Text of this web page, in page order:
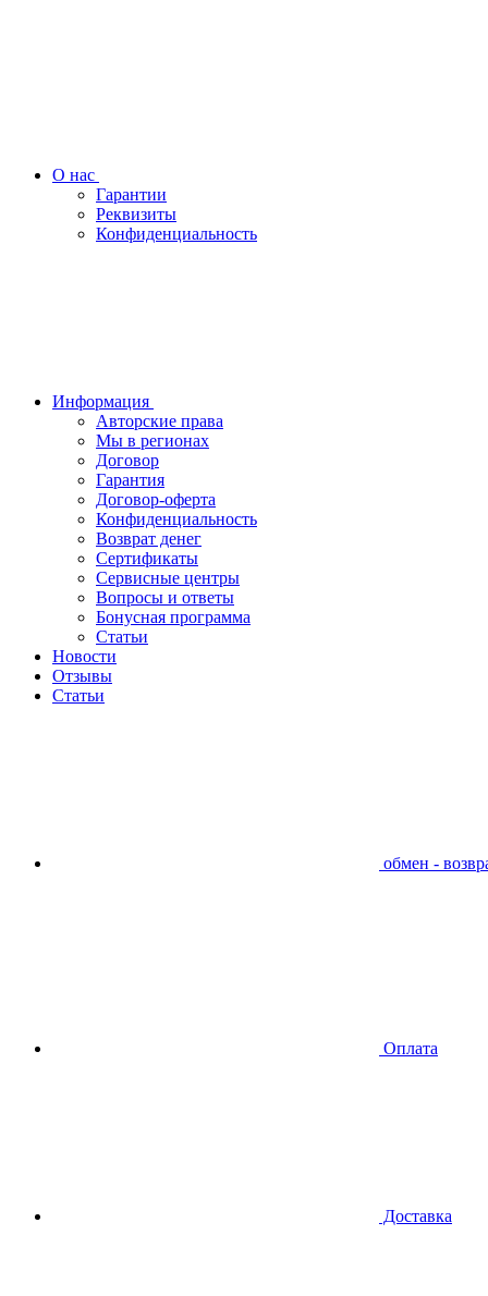
О нас
Гарантии
Реквизиты
Конфиденциальность
Информация
Авторские права
Мы в регионах
Договор
Гарантия
Договор-оферта
Конфиденциальность
Возврат денег
Сертификаты
Сервисные центры
Вопросы и ответы
Бонусная программа
Статьи
Новости
Отзывы
Статьи
обмен -
Оплата
Доставка